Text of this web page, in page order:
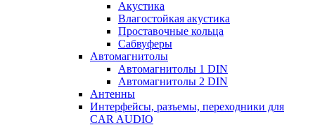
Акустика
Влагостойкая акустика
Проставочные кольца
Сабвуферы
Автомагнитолы
Автомагнитолы 1 DIN
Автомагнитолы 2 DIN
Антенны
Интерфейсы, разъемы, переходники для
CAR AUDIO